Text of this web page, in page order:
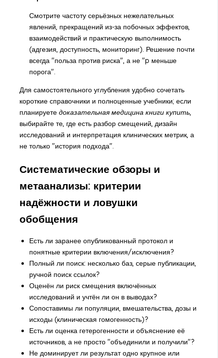
Смотрите частоту серьёзных нежелательных
явлений, прекращений из-за побочных эффектов,
взаимодействий и практическую выполнимость
(адгезия, доступность, мониторинг). Решение почти
всегда "польза против риска", а не "p меньше
порога".
Для самостоятельного углубления удобно сочетать
короткие справочники и полноценные учебники; если
планируете доказательная медицина книги купить,
выбирайте те, где есть разбор смещений, дизайн
исследований и интерпретация клинических метрик, а
не только "история подхода".
Систематические обзоры и
метаанализы: критерии
надёжности и ловушки
обобщения
Есть ли заранее опубликованный протокол и
понятные критерии включения/исключения?
Полный ли поиск: несколько баз, серые публикации,
ручной поиск ссылок?
Оценён ли риск смещения включённых
исследований и учтён ли он в выводах?
Сопоставимы ли популяции, вмешательства, дозы и
исходы (клиническая гомогенность)?
Есть ли оценка гетерогенности и объяснение её
источников, а не просто "объединили и получили"?
Не доминирует ли результат одно крупное или